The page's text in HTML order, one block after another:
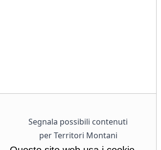
Segnala possibili contenuti
per Territori Montani